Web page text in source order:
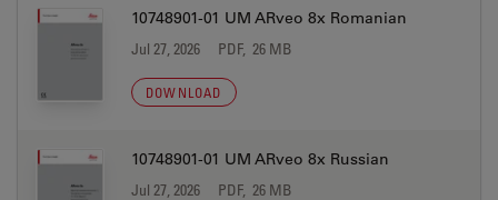
10748901-01 UM ARveo 8x Romanian
Jul 27, 2026 PDF, 26 MB
DOWNLOAD
10748901-01 UM ARveo 8x Russian
Jul 27, 2026 PDF, 26 MB